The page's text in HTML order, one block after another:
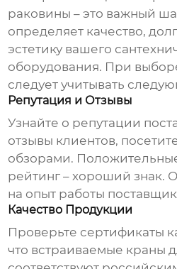
раковины – это важный
определяет качество,
эстетику вашего
оборудования. При
следует учитывать
Репутация и Отзывы
Узнайте о репутации
отзывы клиентов,
обзорами.
рейтинг – хороший знак.
на опыт работы
Качество Продукции
Проверьте сертификаты
что встраиваемые краны